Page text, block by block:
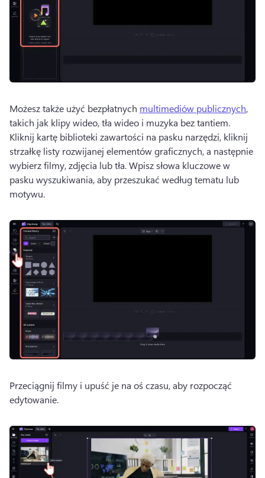
Możesz także użyć bezpłatnych multimediów publicznych,
Kliknij kartę biblioteki zawartości na pasku narzędzi, kliknij
strzałkę listy rozwijanej elementów graficznych, a następnie
wybierz filmy, zdjęcia lub tła. Wpisz słowa kluczowe w
pasku wyszukiwania, aby przeszukać według tematu lub
motywu.
Przeciągnij filmy i upuść je na oś czasu, aby rozpocząć
edytowanie.